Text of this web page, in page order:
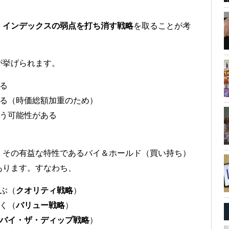
インデックスの弱点を打ち消す戦略を取ることが考
げられます。
（時価総額加重のため）
可能性がある
の有益な特性であるバイ＆ホールド（買い持ち）
ます。すなわち、
（クオリティ戦略）
（バリュー戦略）
バイ・ザ・ディップ戦略）